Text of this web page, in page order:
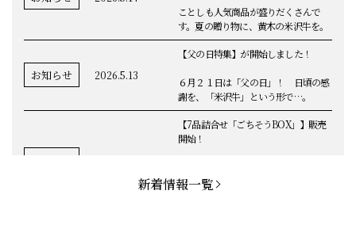
ことしも人気商品が盛りだくさんで
す。夏の贈り物に、黄木の米沢牛を。
お知らせ 2026.5.13
【父の日特集】が開始しました！
６月２１日は「父の日」！ 日頃の感
謝を、「米沢牛」という形で…。
【7品詰合せ「ごちそうBOX」】販売
開始！
ンチカツ」など、黄木の自慢が詰まっ
てます。
新着情報一覧